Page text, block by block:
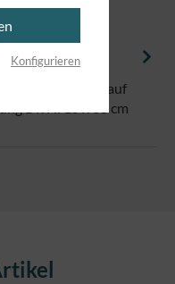
immerwährend auf
B x H: 15 x 38 cm
Konfigurieren